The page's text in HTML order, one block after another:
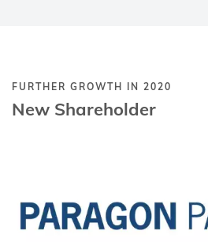
FURTHER GROWTH IN 2020
New Shareholder